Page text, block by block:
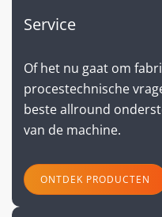
Service
Of het nu gaat om
procestechnische
beste allround
van de machine.
ONTDEK PRODUCTEN